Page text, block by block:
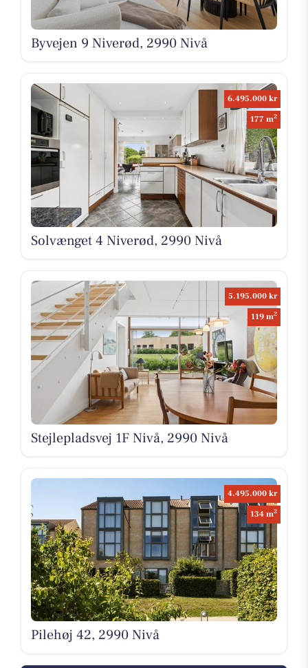
Byvejen 9 Niverød, 2990 Nivå
6.495.000 kr
177 m2
Solvænget 4 Niverød, 2990 Nivå
5.195.000 kr
119 m2
Stejlepladsvej 1F Nivå, 2990 Nivå
4.495.000 kr
134 m2
Pilehøj 42, 2990 Nivå